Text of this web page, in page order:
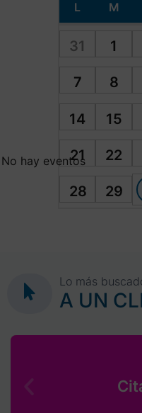
L M
31 1
7 8
14 15
21 22
28 29
No hay eventos
Lo más
A UN